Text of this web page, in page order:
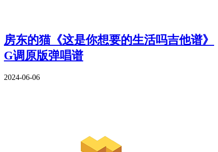
房东的猫《这是你想要的生活吗吉他谱》
G调原版弹唱谱
2024-06-06